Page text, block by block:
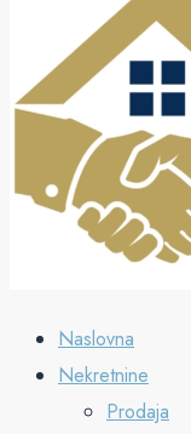
Naslovna
Nekretnine
Prodaja